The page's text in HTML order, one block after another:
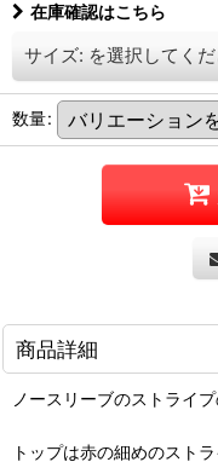
在庫確認はこちら
サイズ: を選択してく
数量:
商品詳細
ノースリーブのストライ
トップは赤の細めのスト